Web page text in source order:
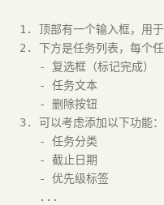
1. 顶部有一个输入框，用
2. 下方是任务列表，每个任
   - 复选框（标记完成）
   - 任务文本
   - 删除按钮
3. 可以考虑添加以下功能：
   - 任务分类
   - 截止日期
   - 优先级标签
   ...